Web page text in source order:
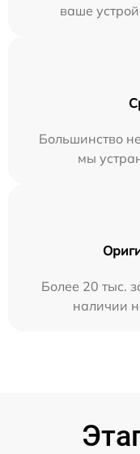
ваше
Большинство
мы
Более 20 тыс.
наличии